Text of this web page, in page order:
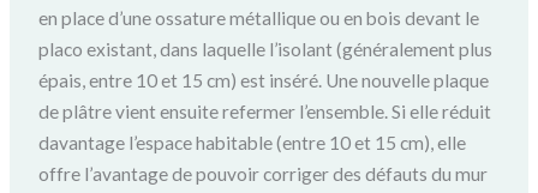
en place d’une ossature métallique ou en bois devant le
placo existant, dans laquelle l’isolant (généralement plus
épais, entre 10 et 15 cm) est inséré. Une nouvelle plaque
de plâtre vient ensuite refermer l’ensemble. Si elle réduit
davantage l’espace habitable (entre 10 et 15 cm), elle
offre l’avantage de pouvoir corriger des défauts du mur